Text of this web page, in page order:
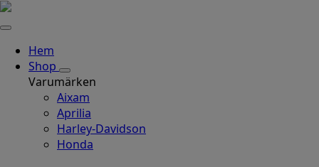
Hem
Shop
Varumärken
Aixam
Aprilia
Harley-Davidson
Honda